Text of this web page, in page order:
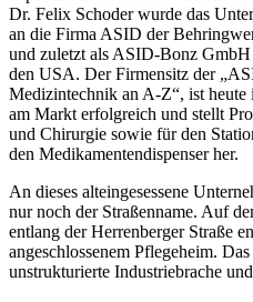
Dr. Felix Schoder wurde das
an die Firma ASID der
und zuletzt als ASID-Bonz
den USA. Der Firmensitz der
Medizintechnik an A-Z“, ist
am Markt erfolgreich und stellt
und Chirurgie sowie für den
den Medikamentendispenser her.
An dieses alteingesessene
nur noch der Straßenname. Auf
entlang der Herrenberger Straße
angeschlossenem Pflegeheim.
unstrukturierte Industriebrache